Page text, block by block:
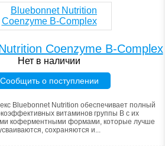
Coenzyme B-Complex
Нет в наличии
Сообщить о поступлении
Bluebonnet Nutrition обеспечивает полный
витаминов группы В с их
коферментными формами, которые лучше
сохраняются и...